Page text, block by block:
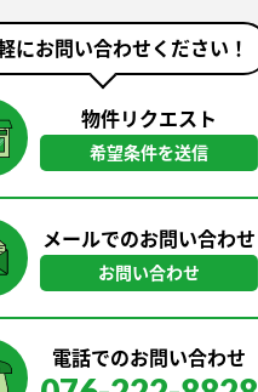
にお問い合わせください！
物件リクエスト
希望条件を送信
メールでのお問い合わせ
お問い合わせ
電話でのお問い合わせ